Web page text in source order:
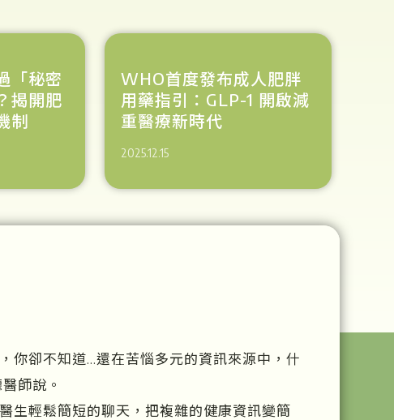
「秘密
揭開肥
制
WHO首度發布成人肥胖
用藥指引：GLP-1 開啟減
重醫療新時代
2025.12.15
你卻不知道…還在苦惱多元的資訊來源中，什
師說。
生輕鬆簡短的聊天，把複雜的健康資訊變簡